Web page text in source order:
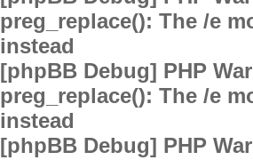
preg_replace(): The /e
instead
[phpBB Debug] PHP
preg_replace(): The /e
instead
[phpBB Debug] PHP